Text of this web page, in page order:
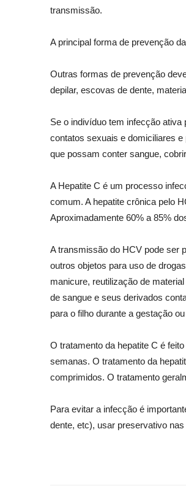
transmissão.
A principal forma de prevenção
Outras formas de prevenção
depilar, escovas de dente,
Se o indivíduo tem infecção
contatos sexuais e domiciliares
que possam conter sangue,
A Hepatite C é um processo
comum. A hepatite crônica pelo
Aproximadamente 60% a 85%
A transmissão do HCV pode ser
outros objetos para uso de
manicure, reutilização de
de sangue e seus derivados
para o filho durante a gestação
O tratamento da hepatite C é
semanas. O tratamento da
comprimidos. O tratamento
Para evitar a infecção é
dente, etc), usar preservativo